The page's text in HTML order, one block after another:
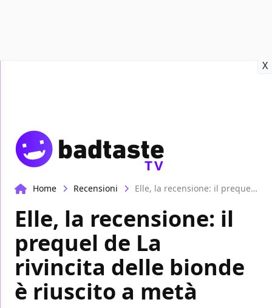
X
TV
Home Recensioni Elle, la recensione: il prequel de La rivincita delle bionde è riuscito a metà
Elle, la recensione: il
prequel de La
rivincita delle bionde
è riuscito a metà